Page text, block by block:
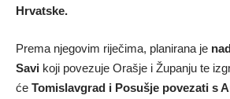
Hrvatske.
Prema njegovim riječima, planirana je
Savi koji povezuje Orašje i Županju te
će Tomislavgrad i Posušje povezati s